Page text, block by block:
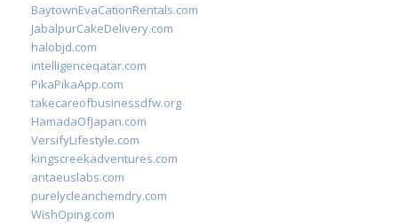
BaytownEvaCationRentals.com
JabalpurCakeDelivery.com
halobjd.com
intelligenceqatar.com
PikaPikaApp.com
takecareofbusinessdfw.org
HamadaOfJapan.com
VersifyLifestyle.com
kingscreekadventures.com
antaeuslabs.com
purelycleanchemdry.com
WishOping.com